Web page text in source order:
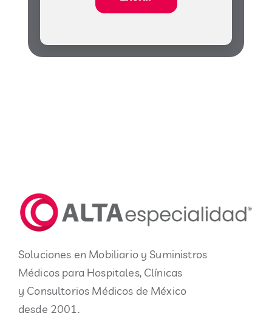
Soluciones en Mobiliario y Suministros
Médicos para Hospitales, Clínicas
y Consultorios Médicos de México
desde 2001.